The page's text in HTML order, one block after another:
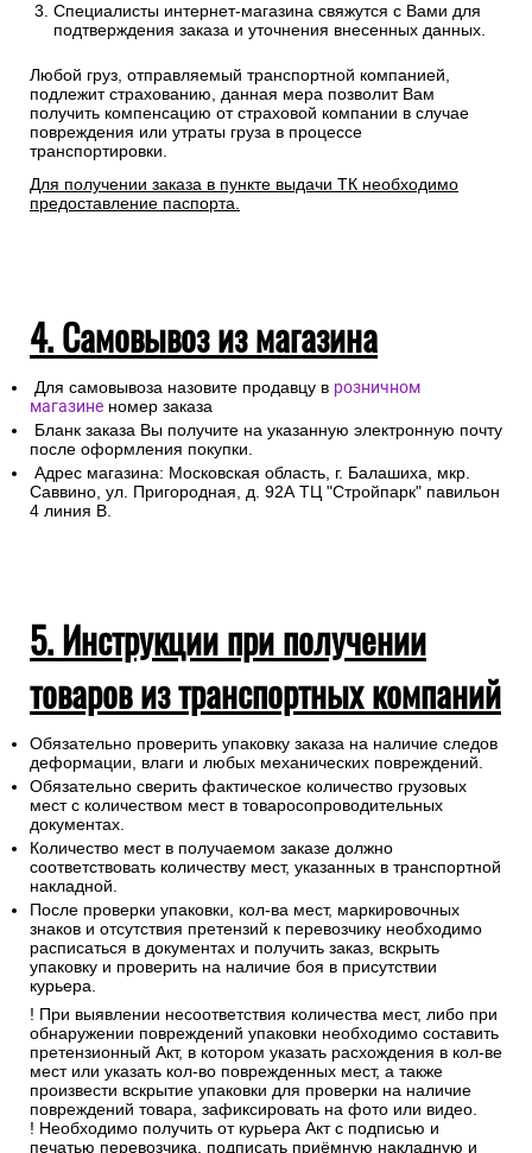
Специалисты интернет-магазина свяжутся с Вами для
подтверждения заказа и уточнения внесенных данных.
Любой груз, отправляемый транспортной компанией,
подлежит страхованию, данная мера позволит Вам
получить компенсацию от страховой компании в случае
повреждения или утраты груза в процессе
транспортировки.
Для получении заказа в пункте выдачи ТК необходимо
предоставление паспорта.
4. Самовывоз из магазина
Для самовывоза назовите продавцу в розничном
магазине номер заказа
Бланк заказа Вы получите на указанную электронную почту
после оформления покупки.
Адрес магазина: Московская область, г. Балашиха, мкр.
Саввино, ул. Пригородная, д. 92А ТЦ "Стройпарк" павильон
4 линия В.
5. Инструкции при получении
товаров из транспортных компаний
Обязательно проверить упаковку заказа на наличие следов
деформации, влаги и любых механических повреждений.
Обязательно сверить фактическое количество грузовых
мест с количеством мест в товаросопроводительных
документах.
Количество мест в получаемом заказе должно
соответствовать количеству мест, указанных в транспортной
накладной.
После проверки упаковки, кол-ва мест, маркировочных
знаков и отсутствия претензий к перевозчику необходимо
расписаться в документах и получить заказ, вскрыть
упаковку и проверить на наличие боя в присутствии
курьера.
! При выявлении несоответствия количества мест, либо при
обнаружении повреждений упаковки необходимо составить
претензионный Акт, в котором указать расхождения в кол-ве
мест или указать кол-во поврежденных мест, а также
произвести вскрытие упаковки для проверки на наличие
повреждений товара, зафиксировать на фото или видео.
! Необходимо получить от курьера Акт с подписью и
печатью перевозчика, подписать приёмную накладную и